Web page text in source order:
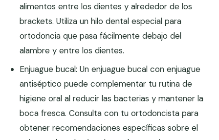
alimentos entre los dientes y alrededor de los
brackets. Utiliza un hilo dental especial para
ortodoncia que pasa fácilmente debajo del
alambre y entre los dientes.
Enjuague bucal: Un enjuague bucal con enjuague
antiséptico puede complementar tu rutina de
higiene oral al reducir las bacterias y mantener la
boca fresca. Consulta con tu ortodoncista para
obtener recomendaciones específicas sobre el